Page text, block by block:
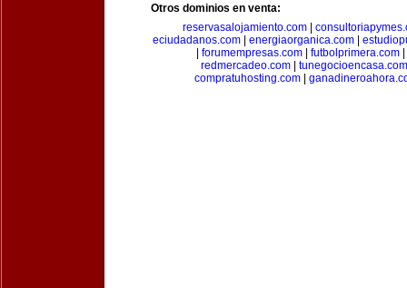
Otros dominios en venta:
reservasalojamiento.com
eciudadanos.com| energiaorganica.com|
forumempresas.com futbolprimera.com
redmercadeo.com| tunegocioencasa.com
compratuhosting.com|